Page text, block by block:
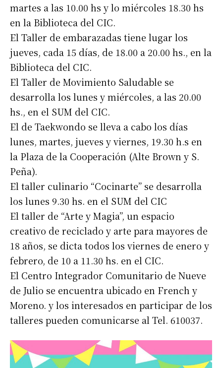
martes a las 10.00 hs y lo miércoles 18.30 hs
en la Biblioteca del CIC.
El Taller de embarazadas tiene lugar los
jueves, cada 15 días, de 18.00 a 20.00 hs., en la
Biblioteca del CIC.
El Taller de Movimiento Saludable se
desarrolla los lunes y miércoles, a las 20.00
hs., en el SUM del CIC.
El de Taekwondo se lleva a cabo los días
lunes, martes, jueves y viernes, 19.30 h.s en
la Plaza de la Cooperación (Alte Brown y S.
Peña).
El taller culinario “Cocinarte” se desarrolla
los lunes 9.30 hs. en el SUM del CIC
El taller de “Arte y Magia”, un espacio
creativo de reciclado y arte para mayores de
18 años, se dicta todos los viernes de enero y
febrero, de 10 a 11.30 hs. en el CIC.
El Centro Integrador Comunitario de Nueve
de Julio se encuentra ubicado en French y
Moreno. y los interesados en participar de los
talleres pueden comunicarse al Tel. 610037.